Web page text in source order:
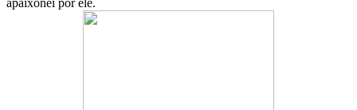
apaixonei por ele.